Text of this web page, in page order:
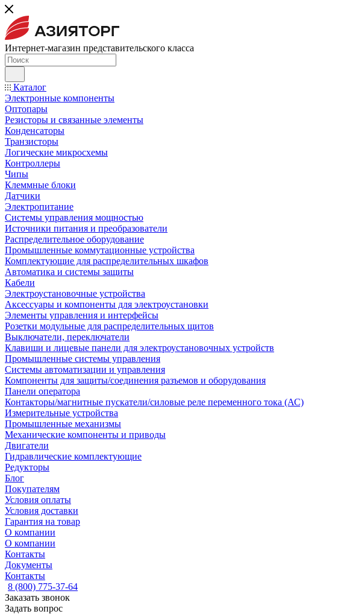
Интернет-магазин представительского класса
Каталог
Электронные компоненты
Оптопары
Резисторы и связанные элементы
Конденсаторы
Транзисторы
Логические микросхемы
Контроллеры
Чипы
Клеммные блоки
Датчики
Электропитание
Системы управления мощностью
Источники питания и преобразователи
Распределительное оборудование
Промышленные коммутационные устройства
Комплектующие для распределительных шкафов
Автоматика и системы защиты
Кабели
Электроустановочные устройства
Аксессуары и компоненты для электроустановки
Элементы управления и интерфейсы
Розетки модульные для распределительных щитов
Выключатели, переключатели
Клавиши и лицевые панели для электроустановочных устройств
Промышленные системы управления
Системы автоматизации и управления
Компоненты для защиты/соединения разъемов и оборудования
Панели оператора
Контакторы/магнитные пускатели/силовые реле переменного тока (АС)
Измерительные устройства
Промышленные механизмы
Механические компоненты и приводы
Двигатели
Гидравлические комплектующие
Редукторы
Блог
Покупателям
Условия оплаты
Условия доставки
Гарантия на товар
О компании
О компании
Контакты
Документы
Контакты
8 (800) 775-37-64
Заказать звонок
Задать вопрос